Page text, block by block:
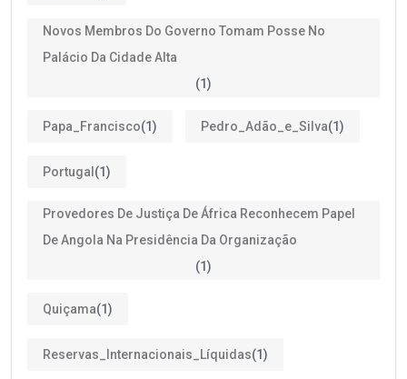
Novos Membros Do Governo Tomam Posse No
Palácio Da Cidade Alta
(1)
Papa_Francisco(1) Pedro_Adão_e_Silva(1)
Portugal (1)
Provedores De Justiça De África Reconhecem Papel
De Angola Na Presidência Da Organização
(1)
Quiçama(1)
Reservas_Internacionais_Líquidas(1)